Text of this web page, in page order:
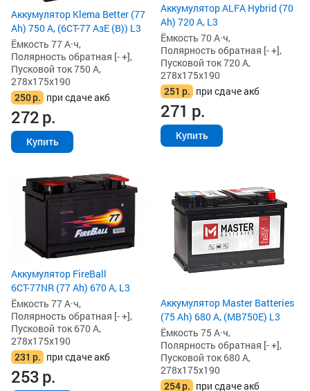
Аккумулятор Klema Better (77
Ah) 750 А, (6СТ-77 АзЕ (B)) L3
Ёмкость 77 А·ч,
Полярность обратная [- +],
Пусковой ток 750 А,
278x175x190
250р. при сдаче акб
272р.
Купить
Аккумулятор ALFA Hybrid (70
Ah) 720 А, L3
Ёмкость 70 А·ч,
Полярность обратная [- +],
Пусковой ток 720 А,
278x175x190
251 р. при сдаче акб
271 р.
Купить
Аккумулятор FireBall
6СТ-77NR (77 Ah) 670 А, L3
Ёмкость 77 А·ч,
Полярность обратная [- +],
Пусковой ток 670 А,
278x175x190
231 р. при сдаче акб
253р.
Аккумулятор Master Batteries
(75 Ah) 680 А, (MB750E) L3
Ёмкость 75 А·ч,
Полярность обратная [- +],
Пусковой ток 680 А,
278x175x190
254р. при сдаче акб